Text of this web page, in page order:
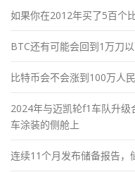
如果你在2012年买了5百个
BTC还有可能会回到1万刀以
比特币会不会涨到100万人
2024年与迈凯轮f1车队升
车涂装的侧舱上
连续11个月发布储备报告，